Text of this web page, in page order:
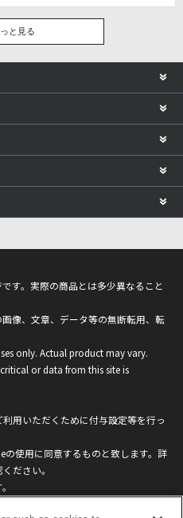
と見る
す。実際の商品とは多少異なること
像、文章、データ等の無断転用、転
only. Actual product may vary.
or data from this site is
用いただくために付与設定等を行っ
使用に同意するものと致します。詳
ださい。